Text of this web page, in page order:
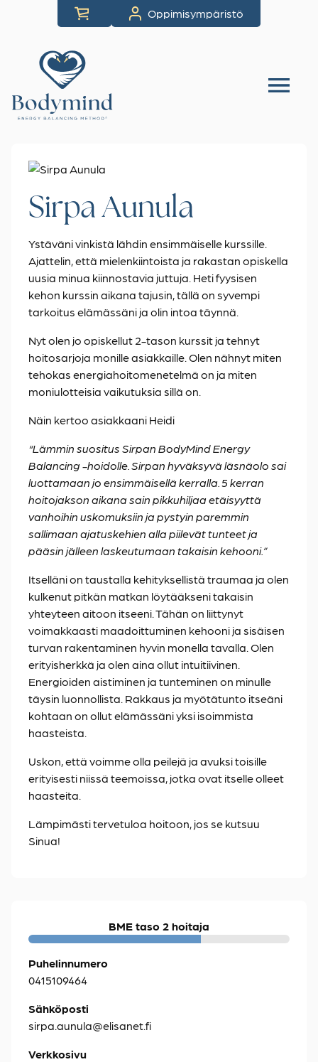
Oppimisympäristö
Sirpa Aunula
Ystäväni vinkistä lähdin ensimmäiselle kurssille.
Ajattelin, että mielenkiintoista ja rakastan opiskella
uusia minua kiinnostavia juttuja. Heti fyysisen
kehon kurssin aikana tajusin, tällä on syvempi
tarkoitus elämässäni ja olin intoa täynnä.
Nyt olen jo opiskellut 2-tason kurssit ja tehnyt
hoitosarjoja monille asiakkaille. Olen nähnyt miten
tehokas energiahoitomenetelmä on ja miten
moniulotteisia vaikutuksia sillä on.
Näin kertoo asiakkaani Heidi
“Lämmin suositus Sirpan BodyMind Energy
Balancing -hoidolle. Sirpan hyväksyvä läsnäolo sai
luottamaan jo ensimmäisellä kerralla. 5 kerran
hoitojakson aikana sain pikkuhiljaa etäisyyttä
vanhoihin uskomuksiin ja pystyin paremmin
sallimaan ajatuskehien alla piilevät tunteet ja
pääsin jälleen laskeutumaan takaisin kehooni.”
Itselläni on taustalla kehityksellistä traumaa ja olen
kulkenut pitkän matkan löytääkseni takaisin
yhteyteen aitoon itseeni. Tähän on liittynyt
voimakkaasti maadoittuminen kehooni ja sisäisen
turvan rakentaminen hyvin monella tavalla. Olen
erityisherkkä ja olen aina ollut intuitiivinen.
Energioiden aistiminen ja tunteminen on minulle
täysin luonnollista. Rakkaus ja myötätunto itseäni
kohtaan on ollut elämässäni yksi isoimmista
haasteista.
Uskon, että voimme olla peilejä ja avuksi toisille
erityisesti niissä teemoissa, jotka ovat itselle olleet
haasteita.
Lämpimästi tervetuloa hoitoon, jos se kutsuu
Sinua!
BME taso 2 hoitaja
Puhelinnumero
0415109464
Sähköposti
sirpa.aunula@elisanet.fi
Verkkosivu